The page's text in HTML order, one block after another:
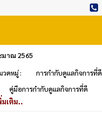
าณ 2565
วดหมู่ :
การกำกับดูแลกิจการที่ดี
คู่มือการกำกับดูแลกิจการที่ดี
มเติม..